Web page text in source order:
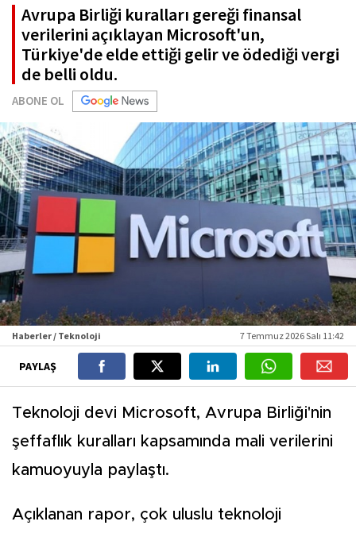
Avrupa Birliği kuralları gereği finansal
verilerini açıklayan Microsoft'un,
Türkiye'de elde ettiği gelir ve ödediği vergi
de belli oldu.
ABONE OL
Haberler / Teknoloji 7 Temmuz 2026 Salı 11:42
PAYLAŞ
Teknoloji devi Microsoft, Avrupa Birliği'nin
şeffaflık kuralları kapsamında mali verilerini
kamuoyuyla paylaştı.
Açıklanan rapor, çok uluslu teknoloji